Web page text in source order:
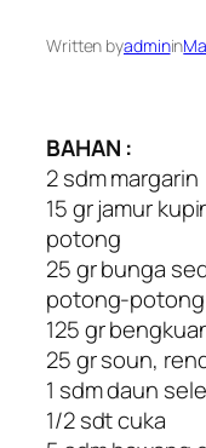
Written byadminin
BAHAN :
2 sdm margarin
15 gr jamur
potong
25 gr bunga
potong-potong
125 gr
25 gr soun,
1 sdm daun
1/2 sdt cuka